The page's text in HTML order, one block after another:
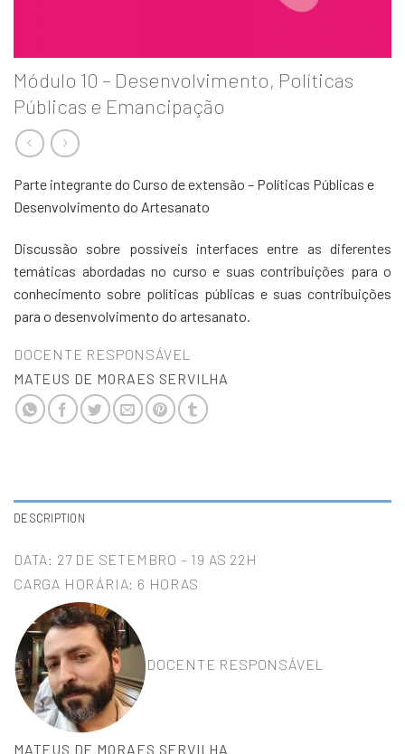
Módulo 10 – Desenvolvimento, Políticas
Públicas e Emancipação
Parte integrante do Curso de extensão – Políticas Públicas e
Desenvolvimento do Artesanato
Discussão sobre possíveis interfaces entre as diferentes
temáticas abordadas no curso e suas contribuições para o
conhecimento sobre políticas públicas e suas contribuições
para o desenvolvimento do artesanato.
DOCENTE RESPONSÁVEL
MATEUS DE MORAES SERVILHA
DESCRIPTION
DATA: 27 DE SETEMBRO – 19 AS 22H
CARGA HORÁRIA: 6 HORAS
DOCENTE RESPONSÁVEL
MATEUS DE MORAES SERVILHA